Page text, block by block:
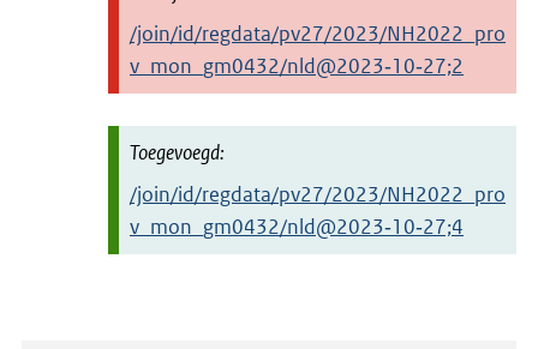
/join/id/regdata/pv27/2023/NH2022_pro
v_mon_gm0432/nld@2023‑10‑27;2
/join/id/regdata/pv27/2023/NH2022_pro
v_mon_gm0432/nld@2023‑10‑27;4